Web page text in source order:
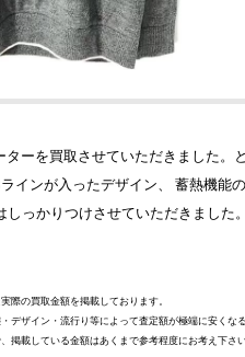
ターを買取させていただきました
インが入ったデザイン、 蓄熱機
っかりつけさせていただきました。
際の買取金額を掲載しております。
デザイン・流行り等によって査定額が極端に安くな
掲載している金額はあくまで参考程度にお考え下さい